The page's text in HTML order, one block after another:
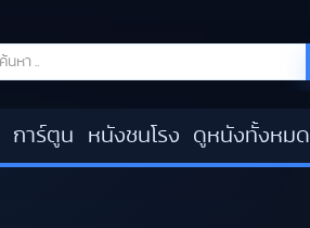
การ์ตูน หนังชนโรง ดูหนังทั้งหมด